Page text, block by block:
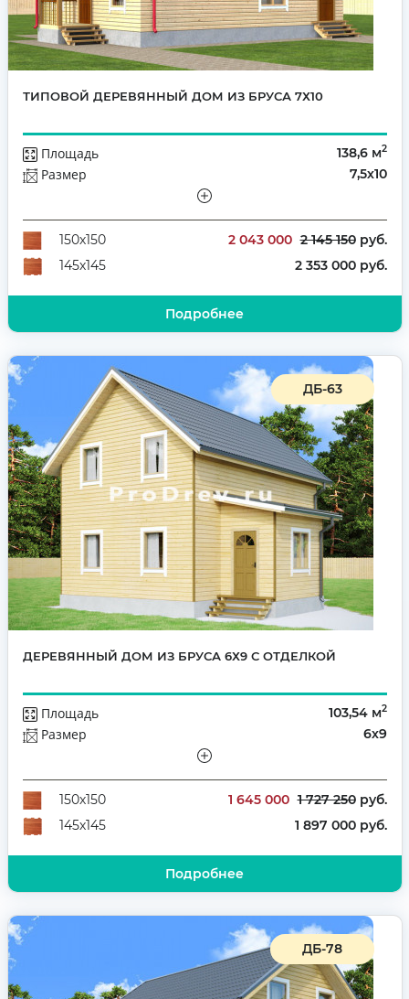
ТИПОВОЙ ДЕРЕВЯННЫЙ ДОМ ИЗ БРУСА 7Х10
Площадь 138,6 м2
Размер 7,5х10
Количество комнат
5
150х150
2 043 000 2 145 150руб.
145х145
2 353 000 руб.
Подробнее
ДБ-63
ДЕРЕВЯННЫЙ ДОМ ИЗ БРУСА 6Х9 С ОТДЕЛКОЙ
Площадь 103,54 м2
Размер 6х9
Количество комнат
5
150х150
1 645 000 1 727 250руб.
145х145
1 897 000 руб.
Подробнее
ДБ-78